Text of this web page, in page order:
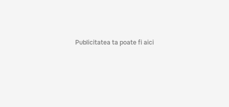
Publicitatea ta poate fi aici